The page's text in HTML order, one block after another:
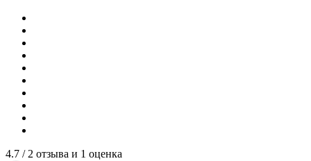
4.7 / 2 отзыва и 1 оценка